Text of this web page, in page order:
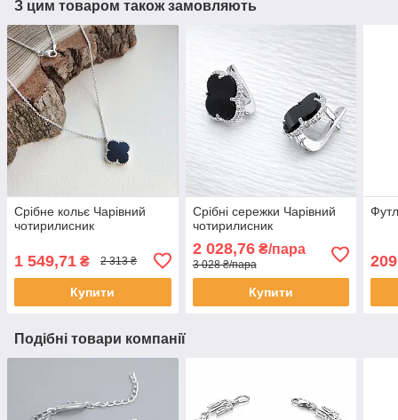
З цим товаром також замовляють
Срібне кольє Чарівний
чотирилисник
1 549,71 ₴ 2 313 ₴
Купити
Срібні сережки Чарівний
чотирилисник
2 028,76₴/пара
3 028 ₴/пара
Купити
209
Подібні товари компанії